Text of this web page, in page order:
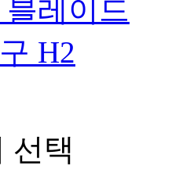
레이드
H2
선택